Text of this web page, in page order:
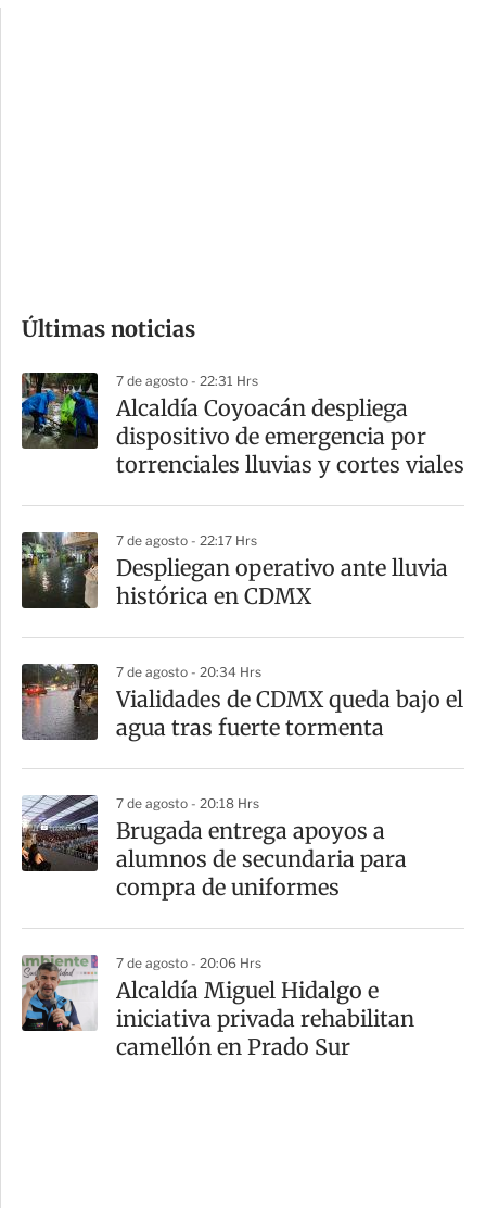
m
a
r
t
Últimas noticias
7 de agosto - 22:31 Hrs
Alcaldía Coyoacán despliega
dispositivo de emergencia por
torrenciales lluvias y cortes viales
7 de agosto - 22:17 Hrs
Despliegan operativo ante lluvia
histórica en CDMX
7 de agosto - 20:34 Hrs
Vialidades de CDMX queda bajo el
agua tras fuerte tormenta
7 de agosto - 20:18 Hrs
Brugada entrega apoyos a
alumnos de secundaria para
compra de uniformes
7 de agosto - 20:06 Hrs
Alcaldía Miguel Hidalgo e
iniciativa privada rehabilitan
camellón en Prado Sur